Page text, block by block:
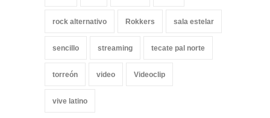
rock alternativo Rokkers sala estelar
sencillo streaming tecate pal norte
torreón video Videoclip
vive latino